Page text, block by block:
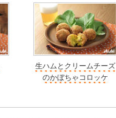
生ハムとクリームチーズ
のかぼちゃコロッケ